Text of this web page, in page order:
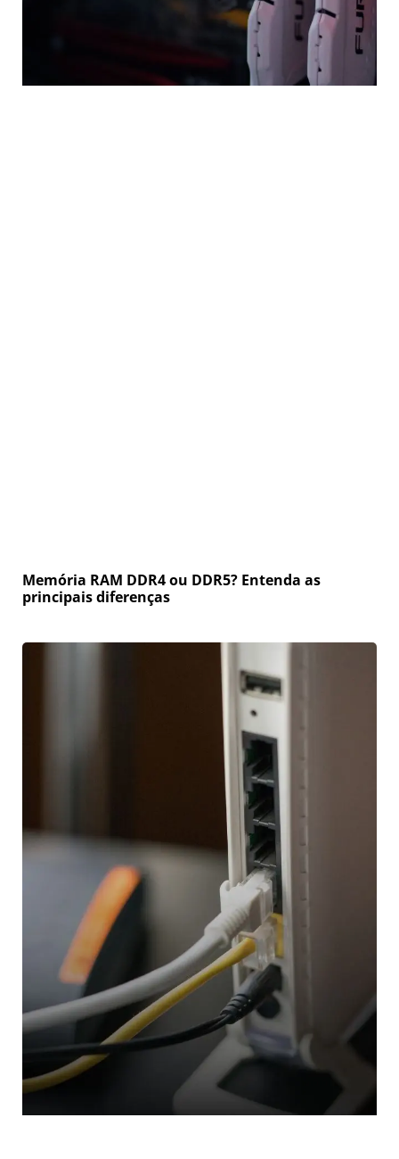
Memória RAM DDR4 ou DDR5? Entenda as
principais diferenças